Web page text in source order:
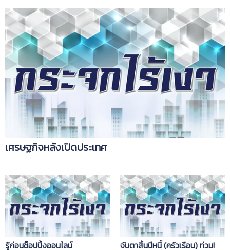
เศรษฐกิจหลังเปิดประเทศ
รู้ก่อนช็อปปิ้งออนไลน์ จับตาสิ้นปีหนี้ (ครัวเรือน) ท่วม!